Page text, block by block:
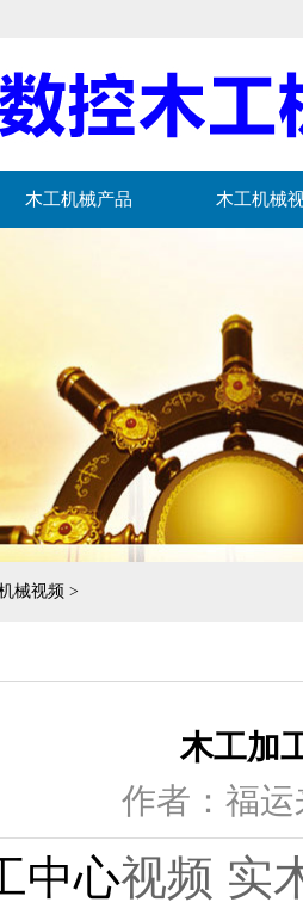
木工机械产品 木工机械
械视频 >
木工加
作者：福
中心视频 实